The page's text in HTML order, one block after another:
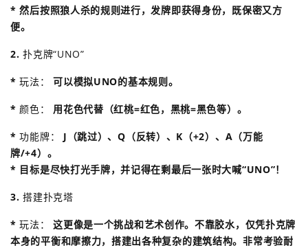
* 然后按照狼人杀的规则进行，发牌即获得身份，既保密又方
便。
2.扑克牌“UNO”
*玩法： 可以模拟UNO的基本规则。
* 颜色： 用花色代替（红桃=红色，黑桃=黑色等）。
*功能牌：
J（跳过）、Q（反转）、K（+2）、A（万能
牌/+4）。
* 目标是尽快打光手牌，并记得在剩最后一张时大喊“UNO”！
3.搭建扑克塔
*玩法：
这更像是一个挑战和艺术创作。不靠胶水，仅凭扑克牌
本身的平衡和摩擦力，搭建出各种复杂的建筑结构。非常考验耐